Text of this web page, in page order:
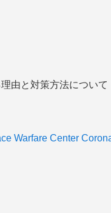
由と対策方法について
Warfare Center